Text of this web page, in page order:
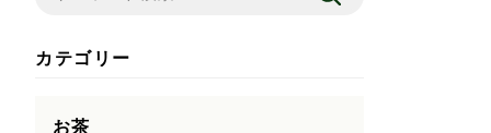
カテゴリー
お茶